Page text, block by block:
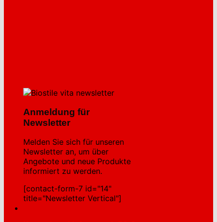
Anmeldung für
Newsletter
Melden Sie sich für unseren
Newsletter an, um über
Angebote und neue Produkte
informiert zu werden.
[contact-form-7 id="14"
title="Newsletter Vertical"]